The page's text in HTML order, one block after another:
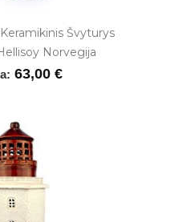
Švyturys
Norvegija
63,00 €